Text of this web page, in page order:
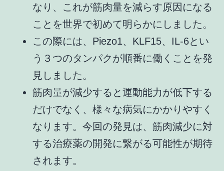
なり、これが筋肉量を減らす原因になる
ことを世界で初めて明らかにしました。
この際には、Piezo1、KLF15、IL-6とい
う３つのタンパクが順番に働くことを発
見しました。
筋肉量が減少すると運動能力が低下する
だけでなく、様々な病気にかかりやすく
なります。今回の発見は、筋肉減少に対
する治療薬の開発に繋がる可能性が期待
されます。